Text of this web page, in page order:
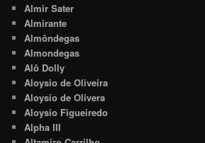
Almir Sater
Almirante
Almôndegas
Almondegas
Alô Dolly
Aloysio de Oliveira
Aloysio de Olivera
Aloysio Figueiredo
Alpha III